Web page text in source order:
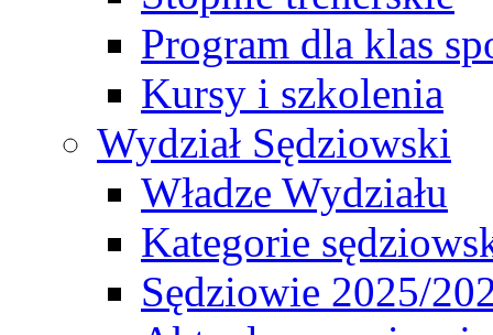
Program dla klas
Kursy i szkolenia
Wydział Sędziowski
Władze Wydziału
Kategorie
Sędziowie 2025/